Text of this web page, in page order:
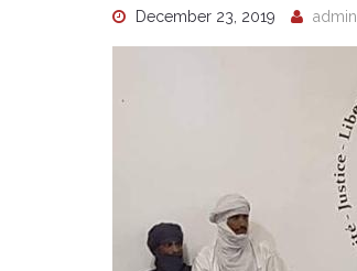
December 23, 2019 admin